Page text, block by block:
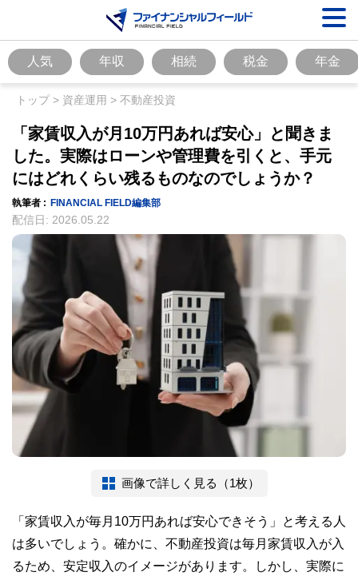
人気 年収 相続 税金 年金
トップ> 資産運用 > 不動産投資
「家賃収入が月10万円あれば安心」と聞きま
した。実際はローンや管理費を引くと、手元
にはどれくらい残るものなのでしょうか？
執筆者 : FINANCIAL FIELD編集部
配信日: 2026.05.22
画像で詳しく見る（1枚）
「家賃収入が毎月10万円あれば安心できそう」と考える人
は多いでしょう。確かに、不動産投資は毎月家賃収入が入
るため、安定収入のイメージがあります。しかし、実際に